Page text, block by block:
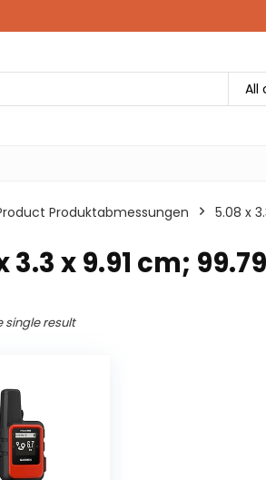
All
Produktabmessungen ‎5.08 x
3.3 x 9.91 cm;
single result